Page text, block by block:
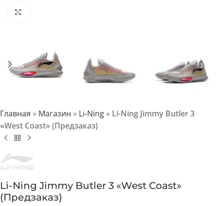
Главная » Магазин » Li-Ning » Li-Ning Jimmy Butler 3
«West Coast» (Предзаказ)
Li-Ning Jimmy Butler 3 «West Coast»
(Предзаказ)